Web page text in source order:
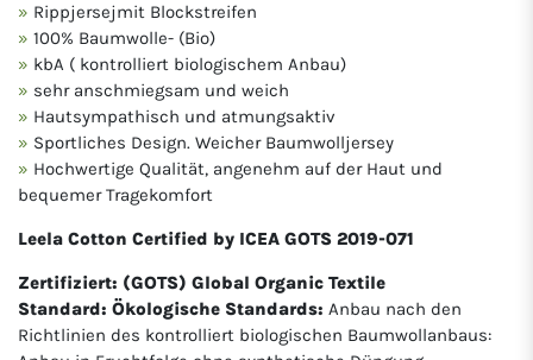
Rippjersejmit Blockstreifen
100% Baumwolle- (Bio)
kbA ( kontrolliert biologischem Anbau)
sehr anschmiegsam und weich
Hautsympathisch und atmungsaktiv
Sportliches Design. Weicher Baumwolljersey
Hochwertige Qualität, angenehm auf der Haut und
bequemer Tragekomfort
Leela Cotton Certified by ICEA GOTS 2019-071
Zertifiziert: (GOTS) Global Organic Textile
Standard: Ökologische Standards: Anbau nach den
Richtlinien des kontrolliert biologischen Baumwollanbaus: